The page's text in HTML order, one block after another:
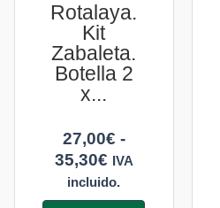
Rotalaya.
Kit
Zabaleta.
Botella 2
x...
27,00€ -
35,30€ IVA
incluido.